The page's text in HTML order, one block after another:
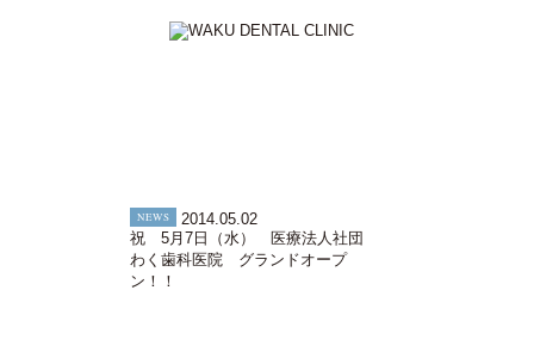
NEWS
2014.05.02
祝 5月7日（水） 医療法人社団
わく歯科医院 グランドオープ
ン！！